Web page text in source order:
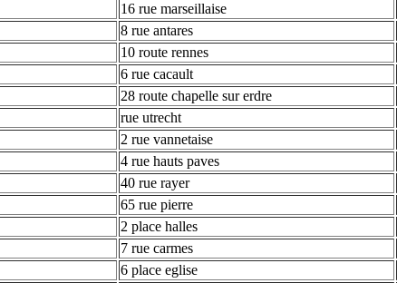
16 rue marseillaise
8 rue antares
10 route rennes
6 rue cacault
28 route chapelle sur erdre
rue utrecht
2 rue vannetaise
4 rue hauts paves
40 rue rayer
65 rue pierre
2 place halles
7 rue carmes
6 place eglise